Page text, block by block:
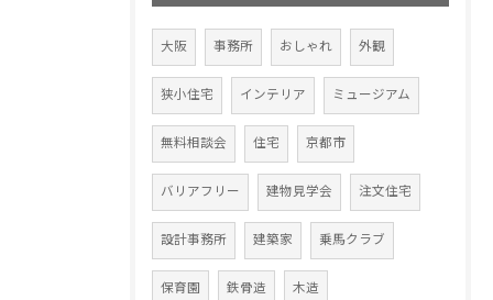
大阪 事務所 おしゃれ 外観
狭小住宅 インテリア ミュージアム
無料相談会 住宅 京都市
バリアフリー 建物見学会 注文住宅
設計事務所 建築家 乗馬クラブ
保育園 鉄骨造 木造